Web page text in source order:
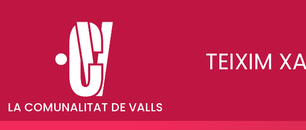
LA COMUNALITAT DE VALLS
TEIXIM